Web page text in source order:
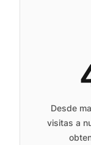
Desde
visitas a